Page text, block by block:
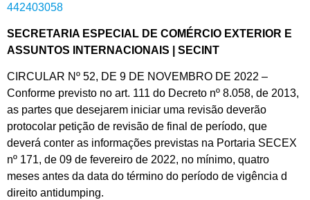
442403058
SECRETARIA ESPECIAL DE COMÉRCIO EXTERIOR E
ASSUNTOS INTERNACIONAIS | SECINT
CIRCULAR Nº 52, DE 9 DE NOVEMBRO DE 2022 –
Conforme previsto no art. 111 do Decreto nº 8.058, de 2013,
as partes que desejarem iniciar uma revisão deverão
protocolar petição de revisão de final de período, que
deverá conter as informações previstas na Portaria SECEX
nº 171, de 09 de fevereiro de 2022, no mínimo, quatro
meses antes da data do término do período de vigência d
direito antidumping.